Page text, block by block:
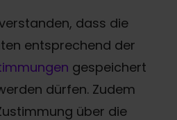
dass die
entsprechend der
gespeichert
dürfen. Zudem
über die